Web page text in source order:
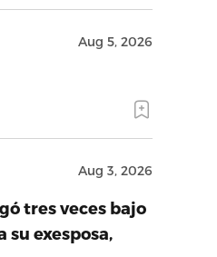
Aug 5, 2026
Aug 3, 2026
tres veces bajo
exesposa,